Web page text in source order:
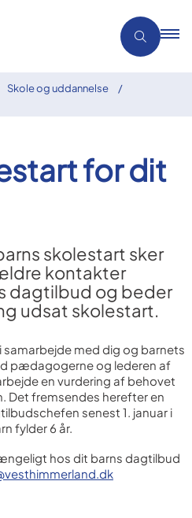
Skole og uddannelse
for dit
skolestart sker
kontakter
dagtilbud og beder
udsat skolestart.
med dig og barnets
pædagogerne og lederen af
en vurdering af behovet
Det fremsendes herefter en
senest 1. januar i
fylder 6 år.
hos dit barns dagtilbud